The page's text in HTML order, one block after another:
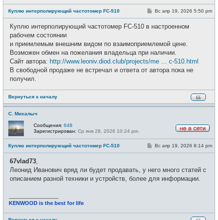
в
с
Куплю интерполирующий частотомер FC-510
С
б
н
и
Вс апр 19, 2026 5:50 pm
Куплю интерполирующий частотомер FC-510 в настроенном
рабочем состоянии
и приемлемым внешним видом по взаимоприемлемой цене.
Возможен обмен на пожелания владельца при наличии.
Сайт автора: http://www.leoniv.diod.club/projects/me ... c-510.html
В свободной продаже не встречал и ответа от автора пока не
получил.
Вернуться к началу
С. Михалыч
е
в
с
Сообщения: 648
Зарегистрирован: Ср янв 28, 2026 10:24 pm
Куплю интерполирующий частотомер FC-510
С
щ
н
Вс апр 19, 2026 8:14 pm
67vlad73,
Леонид Иванович вряд ли будет продавать, у него много статей с
описанием разной техники и устройств, более для информации.
KENWOOD is the best for life